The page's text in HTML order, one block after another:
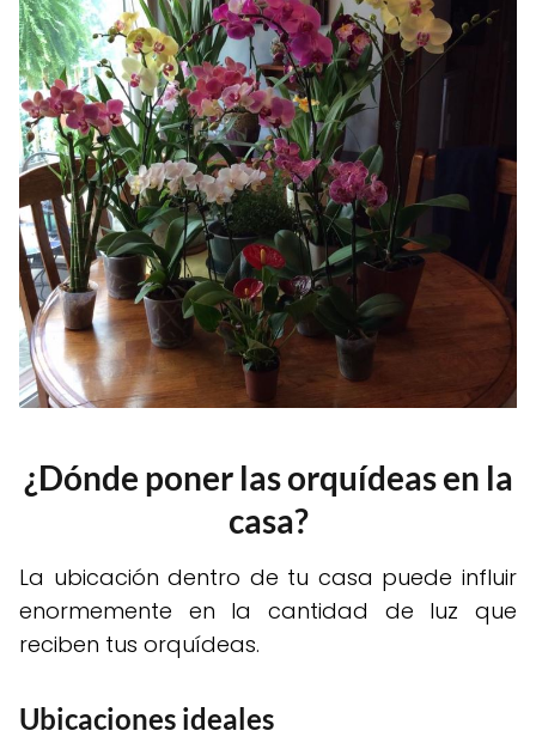
¿Dónde poner las orquídeas en la
casa?
La ubicación dentro de tu casa puede influir
enormemente en la cantidad de luz que
reciben tus orquídeas.
Ubicaciones ideales